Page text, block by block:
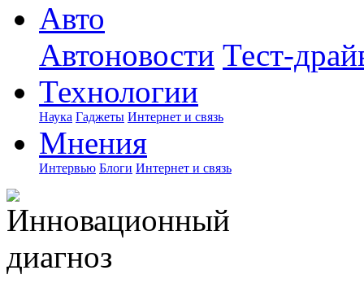
Авто
Автоновости Тест-
Технологии
Наука Гаджеты Интернет и связь
Мнения
Интервью Блоги Интернет и связь